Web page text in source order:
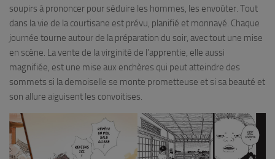
soupirs à prononcer pour séduire les hommes, les envoûter. Tout
dans la vie de la courtisane est prévu, planifié et monnayé. Chaque
journée tourne autour de la préparation du soir, avec tout une mise
en scène. La vente de la virginité de l’apprentie, elle aussi
magnifiée, est une mise aux enchères qui peut atteindre des
sommets si la demoiselle se monte prometteuse et si sa beauté et
son allure aiguisent les convoitises.